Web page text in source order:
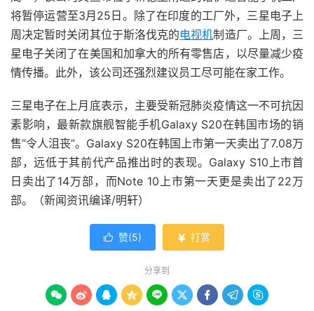
将暂停运营至3月25日。除了在印度的工厂外，三星电子上
周决定暂时关闭其位于斯洛伐克的电视机制造厂。上周，三
星电子关闭了在美国和加拿大的所有零售店，以尽量减少疫
情传播。此外，该公司还强烈建议员工尽可能在家工作。
三星电子在上月底表示，主要受新冠肺炎疫情这一不可抗因
素影响，最新款旗舰智能手机Galaxy S20在韩国市场的销
售“令人沮丧”。Galaxy S20在韩国上市第一天卖出了7.08万
部，远低于其前代产品推出时的表现。Galaxy S10上市首
日卖出了14万部，而Note 10上市第一天更是卖出了22万
部。（新闻资讯编译/明轩）
 赞(5)  打赏
分享到
        